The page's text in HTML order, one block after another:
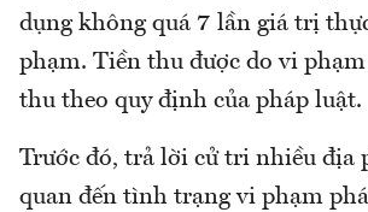
dụng không quá 7 lần giá trị
phạm. Tiền thu được do vi
thu theo quy định của pháp luật.
Trước đó, trả lời cử tri nhiều địa
quan đến tình trạng vi phạm